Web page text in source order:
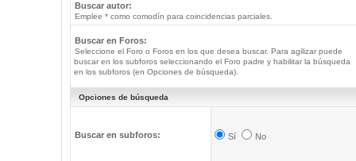
Buscar autor:
Emplee * como comodín para coincidencias parciales.
Buscar en Foros:
Seleccione el Foro o Foros en los que desea buscar. Para agilizar puede
buscar en los subforos seleccionando el Foro padre y habilitar la búsqueda
en los subforos (en Opciones de búsqueda).
Opciones de búsqueda
Buscar en subforos: Sí No